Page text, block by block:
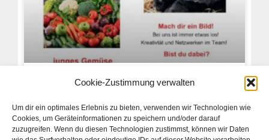
Cookie-Zustimmung verwalten
Um dir ein optimales Erlebnis zu bieten, verwenden wir Technologien wie
Cookies, um Geräteinformationen zu speichern und/oder darauf
zuzugreifen. Wenn du diesen Technologien zustimmst, können wir Daten
Wanted – Wir suchen dich!
Anforderungsprofil für ehrenamtliche Mitarbeit im
Besser Leben: Du bist dynamisch, flexibel, offen